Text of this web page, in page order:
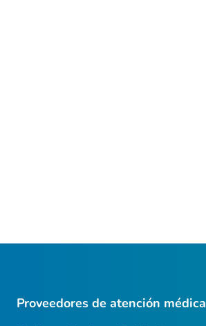
Proveedores de atención médica